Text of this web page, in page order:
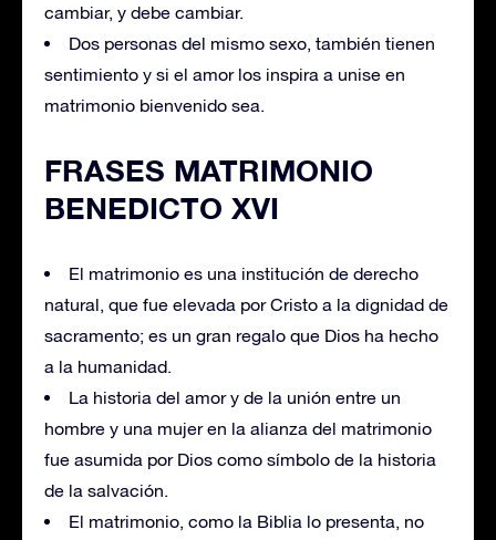
cambiar, y debe cambiar.
Dos personas del mismo sexo, también tienen
sentimiento y si el amor los inspira a unise en
matrimonio bienvenido sea.
FRASES MATRIMONIO
BENEDICTO XVI
El matrimonio es una institución de derecho
natural, que fue elevada por Cristo a la dignidad de
sacramento; es un gran regalo que Dios ha hecho
a la humanidad.
La historia del amor y de la unión entre un
hombre y una mujer en la alianza del matrimonio
fue asumida por Dios como símbolo de la historia
de la salvación.
El matrimonio, como la Biblia lo presenta, no